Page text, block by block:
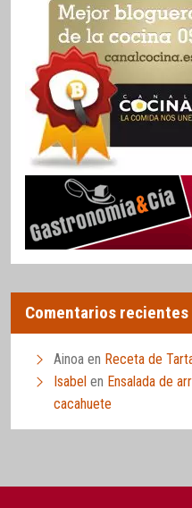
Comentarios recientes
Ainoa en Receta de
Isabel en Ensalada de
cacahuete